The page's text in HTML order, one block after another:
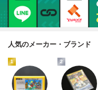
人気のメーカー・ブランド
1 2